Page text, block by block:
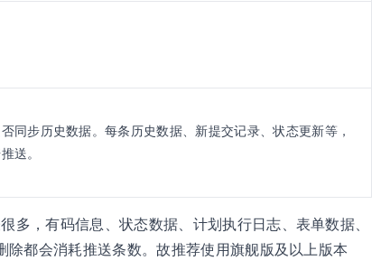
同步历史数据。每条历史数据、新提交记录、状态更新等，
送。
多，有码信息、状态数据、计划执行日志、表单数据、
除都会消耗推送条数。故推荐使用旗舰版及以上版本